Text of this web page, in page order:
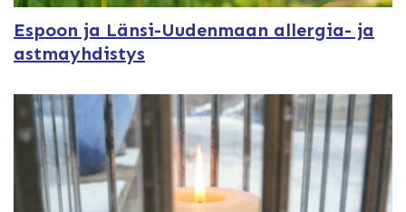
Espoon ja Länsi-Uudenmaan allergia- ja
astmayhdistys